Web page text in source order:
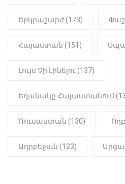
Երկրաշարժ (173)
Հայաստան (151)
Լույս Չի Լինելու (137)
Եղանակը Հայաստանում
Ռուսաստան (130)
Ադրբեջան (123)